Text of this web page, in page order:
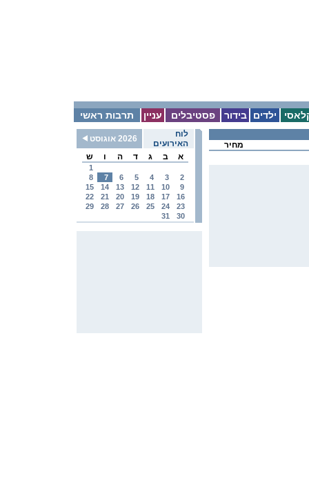
תרבות ראשי עניין פסטיבלים בידור ילדים
לוח
האירועים
2026 אוגוסט
א
ב ג ד ה ו ש
1
2
3
4
5
6
7
8
9
10
11
12
13
14
15
16
17
18
19
20
21
22
23
24
25
26
27
28
29
30
31
מחיר